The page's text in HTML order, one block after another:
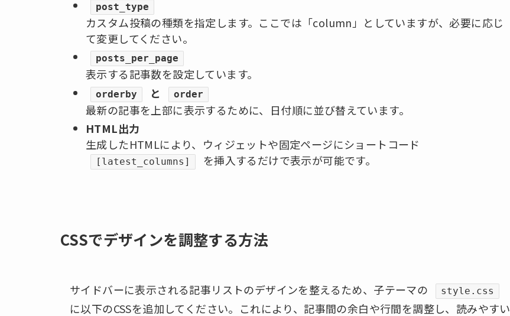
post_type
カスタム投稿の種類を指定します。ここでは「column」としていますが、必要に応じ
て変更してください。
posts_per_page
表示する記事数を設定しています。
orderby と order
最新の記事を上部に表示するために、日付順に並び替えています。
HTML出力
生成したHTMLにより、ウィジェットや固定ページにショートコード
[latest_columns] を挿入するだけで表示が可能です。
CSSでデザインを調整する方法
サイドバーに表示される記事リストのデザインを整えるため、子テーマの style.css
に以下のCSSを追加してください。これにより、記事間の余白や行間を調整し、読みやすい